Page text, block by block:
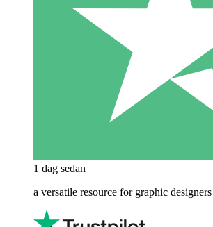
1 dag sedan
a versatile resource for graphic designers